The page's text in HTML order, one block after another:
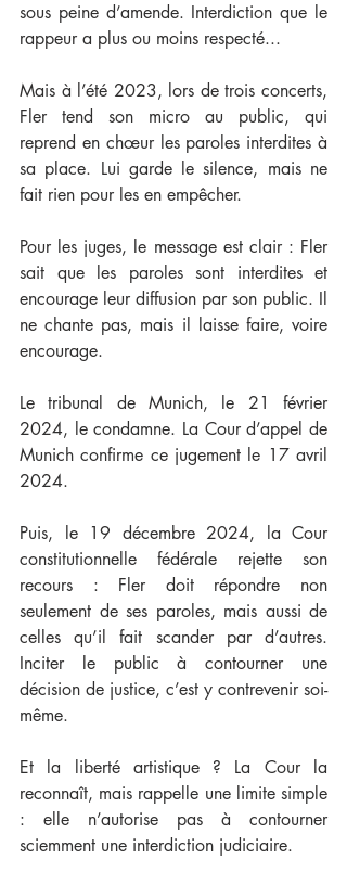
sous peine d’amende. Interdiction que le
rappeur a plus ou moins respecté...
Mais à l’été 2023, lors de trois concerts,
Fler tend son micro au public, qui
reprend en chœur les paroles interdites à
sa place. Lui garde le silence, mais ne
fait rien pour les en empêcher.
Pour les juges, le message est clair : Fler
sait que les paroles sont interdites et
encourage leur diffusion par son public. Il
ne chante pas, mais il laisse faire, voire
encourage.
Le tribunal de Munich, le 21 février
2024, le condamne. La Cour d’appel de
Munich confirme ce jugement le 17 avril
2024.
Puis, le 19 décembre 2024, la Cour
constitutionnelle fédérale rejette son
recours : Fler doit répondre non
seulement de ses paroles, mais aussi de
celles qu’il fait scander par d’autres.
Inciter le public à contourner une
décision de justice, c’est y contrevenir soi-
même.
Et la liberté artistique ? La Cour la
reconnaît, mais rappelle une limite simple
: elle n’autorise pas à contourner
sciemment une interdiction judiciaire.